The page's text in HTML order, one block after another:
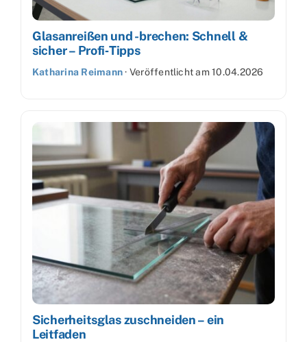
Glasanreißen und -brechen: Schnell &
sicher – Profi‑Tipps
Katharina Reimann· Veröffentlicht am10.04.2026
Sicherheitsglas zuschneiden – ein
Leitfaden